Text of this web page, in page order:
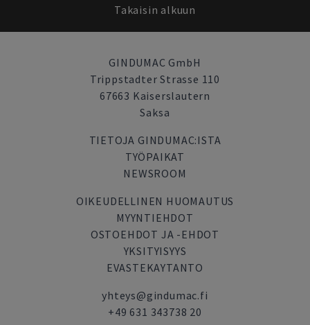
Takaisin alkuun
GINDUMAC GmbH
Trippstadter Strasse 110
67663 Kaiserslautern
Saksa
TIETOJA GINDUMAC:ISTA
TYÖPAIKAT
NEWSROOM
OIKEUDELLINEN HUOMAUTUS
MYYNTIEHDOT
OSTOEHDOT JA -EHDOT
YKSITYISYYS
EVASTEKAYTANTO
yhteys@gindumac.fi
+49 631 343738 20